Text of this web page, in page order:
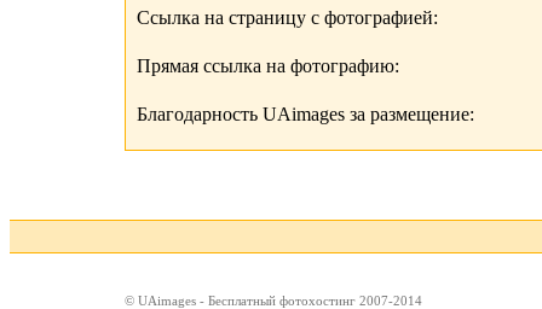
Ссылка на страницу с фотографией:
Прямая ссылка на фотографию:
Благодарность UAimages за размещение:
© UAimages - Бесплатный фотохостинг 2007-2014